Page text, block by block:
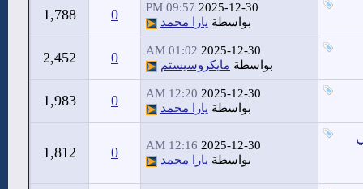
2025-12-30
09:57 PM
بواسطة يارا محمد 0
1,788
2025-12-30
01:02 AM
بواسطة مايكروسيستم 0
2,452
2025-12-30
12:20 AM
بواسطة يارا محمد 0
1,983
2025-12-30
12:16 AM
بواسطة يارا محمد 0
1,812